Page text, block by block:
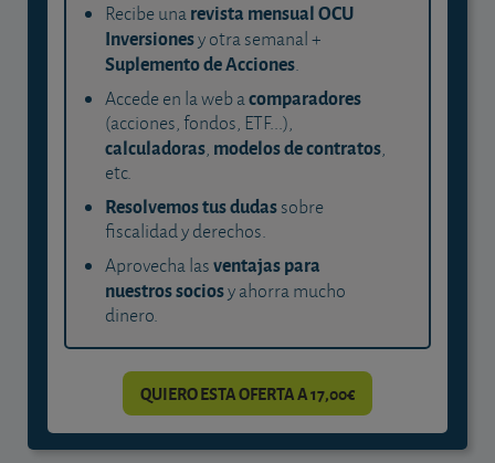
Recibe unarevista mensual OCU
Inversionesy otra semanal +
Suplemento de Acciones.
Accede en la web acomparadores
(acciones, fondos, ETF...),
calculadoras, modelos de contratos,
etc.
Resolvemos tus dudassobre
fiscalidad y derechos.
Aprovecha lasventajas para
nuestros sociosy ahorra mucho
dinero.
QUIERO ESTA OFERTA A 17,00€